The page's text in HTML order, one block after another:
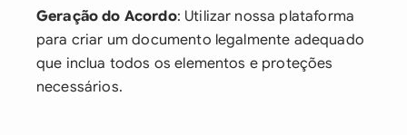
Geração do Acordo: Utilizar nossa plataforma
para criar um documento legalmente adequado
que inclua todos os elementos e proteções
necessários.